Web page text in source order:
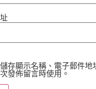
存顯示名稱、電子郵件地
發佈留言時使用。